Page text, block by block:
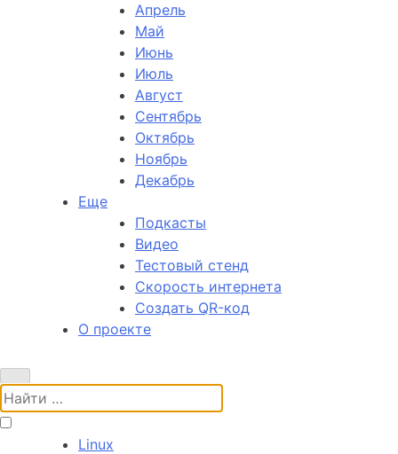
Апрель
Май
Июнь
Июль
Август
Сентябрь
Октябрь
Ноябрь
Декабрь
Еще
Подкасты
Видео
Тестовый стенд
Скорость интернета
Создать QR-код
О проекте
Поиск:
Linux